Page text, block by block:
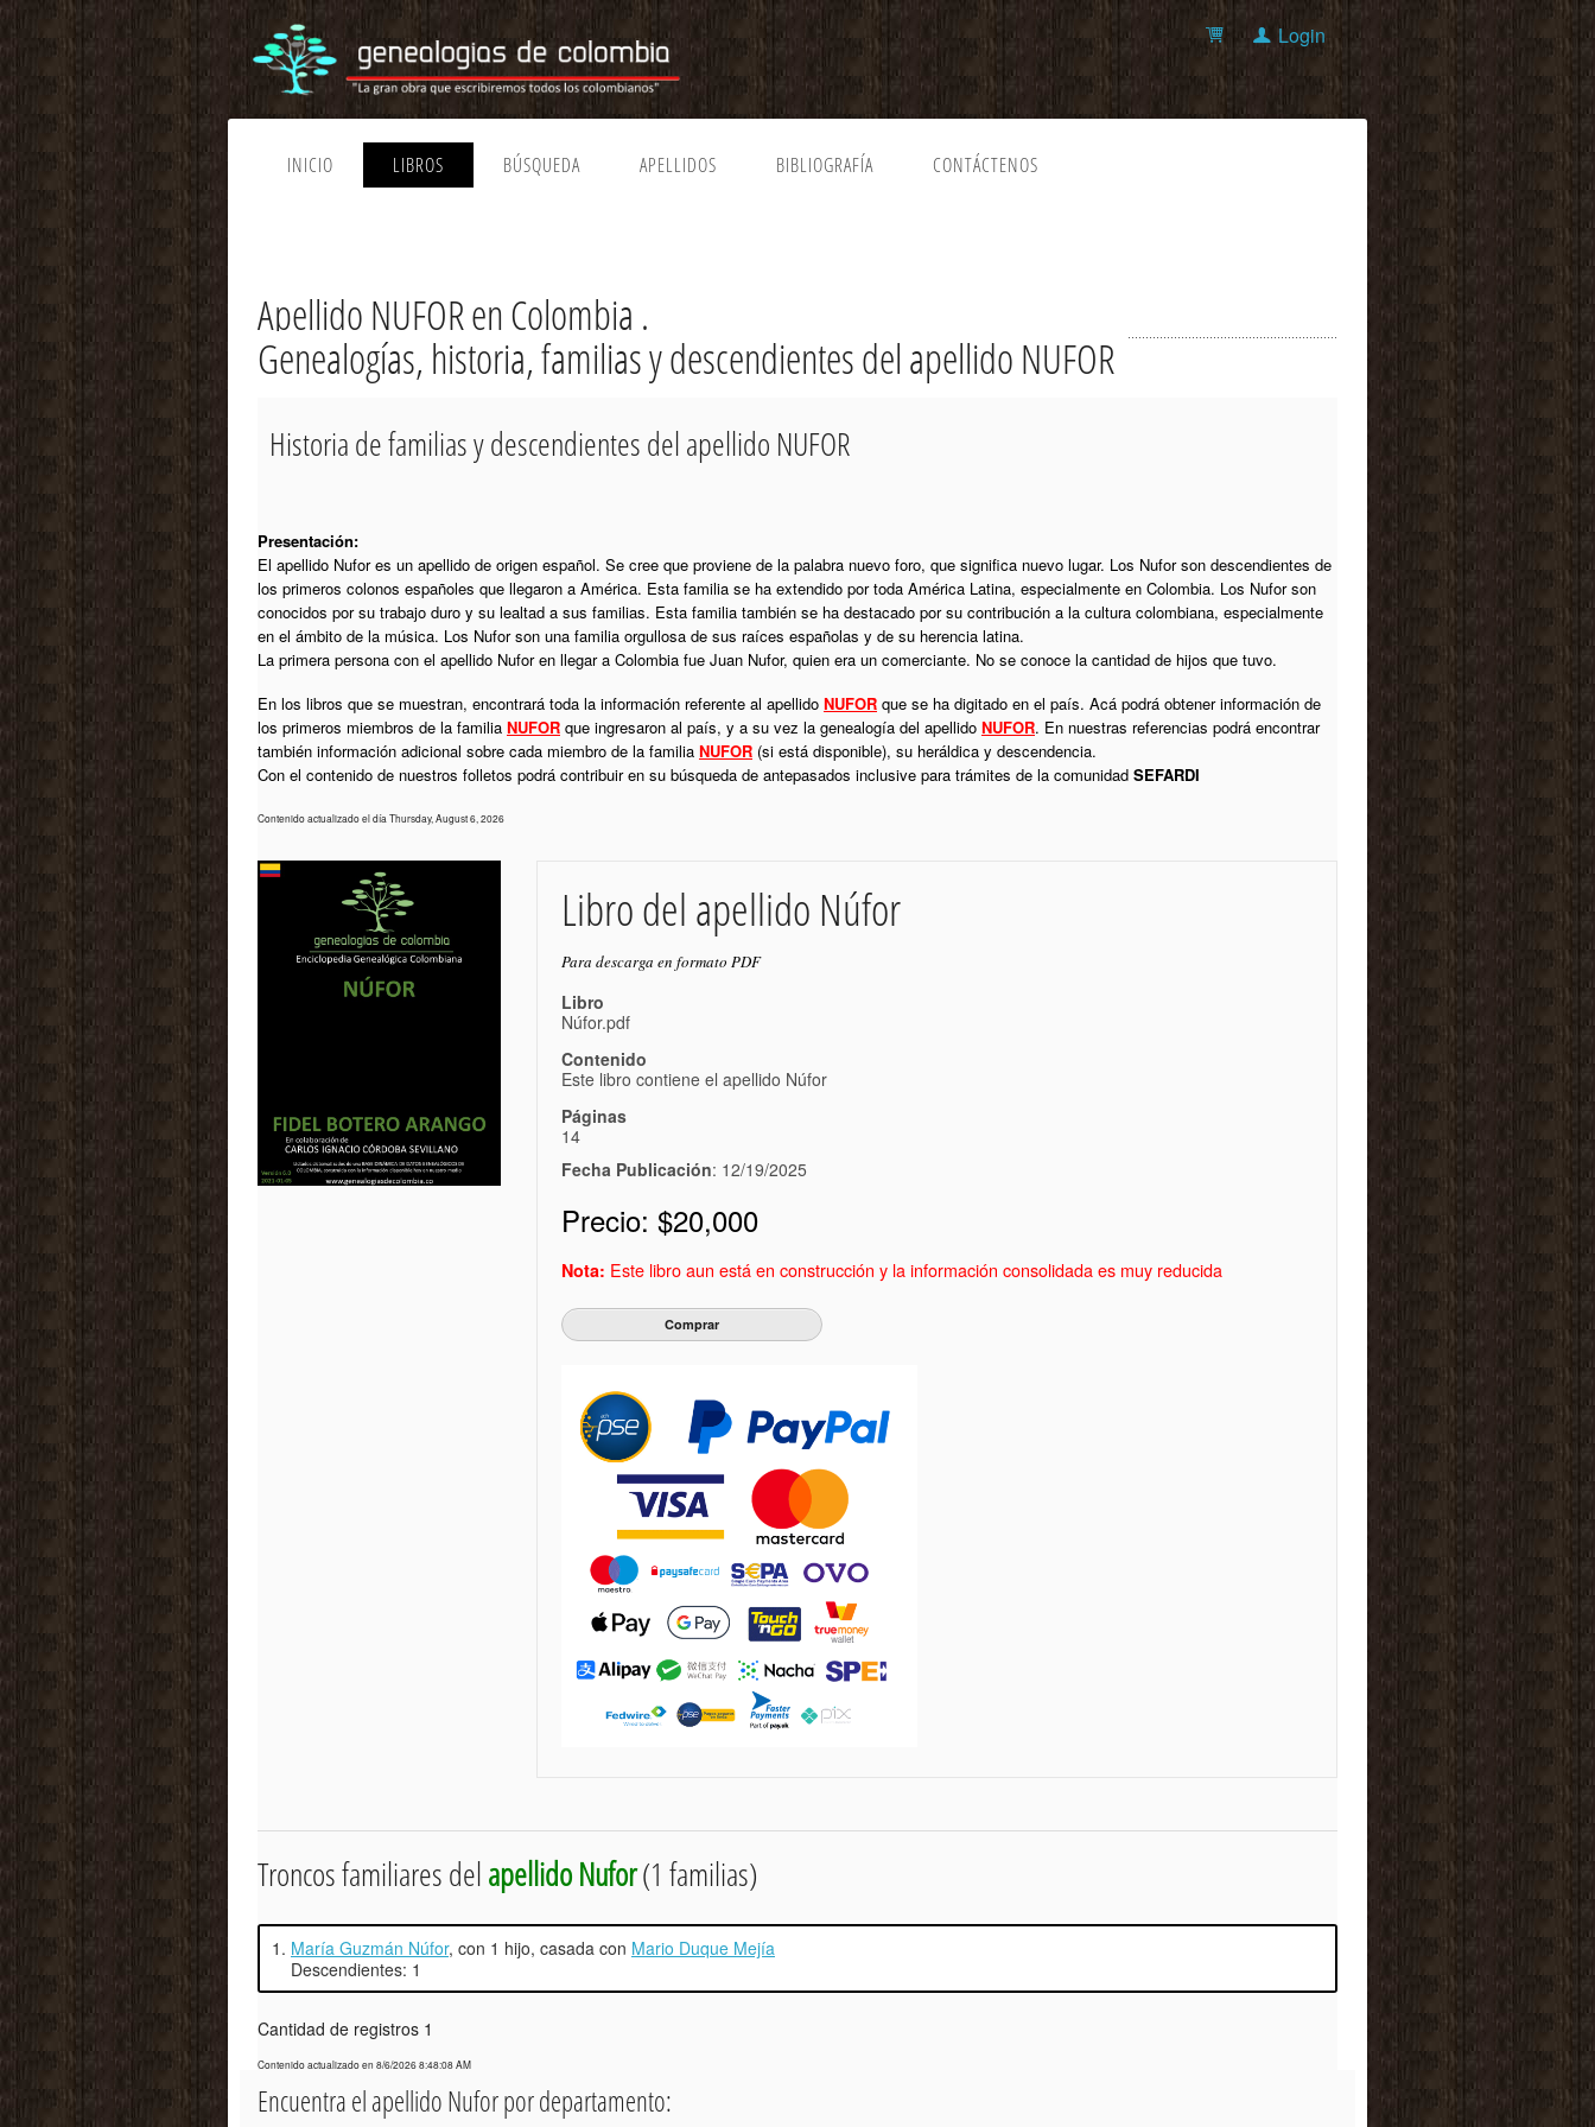
Login
INICIO LIBROS BÚSQUEDA APELLIDOS BIBLIOGRAFÍA CONTÁCTENOS
Apellido NUFOR en Colombia .
Genealogías, historia, familias y descendientes del apellido NUFOR
Historia de familias y descendientes del apellido NUFOR
Presentación:
El apellido Nufor es un apellido de origen español. Se cree que proviene de la palabra nuevo foro, que significa nuevo lugar. Los Nufor son descendientes de
los primeros colonos españoles que llegaron a América. Esta familia se ha extendido por toda América Latina, especialmente en Colombia. Los Nufor son
conocidos por su trabajo duro y su lealtad a sus familias. Esta familia también se ha destacado por su contribución a la cultura colombiana, especialmente
en el ámbito de la música. Los Nufor son una familia orgullosa de sus raíces españolas y de su herencia latina.
La primera persona con el apellido Nufor en llegar a Colombia fue Juan Nufor, quien era un comerciante. No se conoce la cantidad de hijos que tuvo.
En los libros que se muestran, encontrará toda la información referente al apellido NUFOR que se ha digitado en el país. Acá podrá obtener información de
los primeros miembros de la familia NUFOR que ingresaron al país, y a su vez la genealogía del apellido NUFOR. En nuestras referencias podrá encontrar
también información adicional sobre cada miembro de la familia NUFOR (si está disponible), su heráldica y descendencia.
Con el contenido de nuestros folletos podrá contribuir en su búsqueda de antepasados inclusive para trámites de la comunidad SEFARDI
Contenido actualizado el día Thursday, August 6, 2026
Libro del apellido Núfor
Para descarga en formato PDF
Libro
Núfor.pdf
Contenido
Este libro contiene el apellido Núfor
Páginas
14
Fecha Publicación: 12/19/2025
Precio: $20,000
Nota: Este libro aun está en construcción y la información consolidada es muy reducida
Troncos familiares delapellido Nufor(1 familias)
1. María Guzmán Núfor, con 1 hijo, casada con Mario Duque Mejía
Descendientes: 1
Cantidad de registros 1
Contenido actualizado en 8/6/2026 8:48:08 AM
Encuentra el apellido Nufor por departamento: